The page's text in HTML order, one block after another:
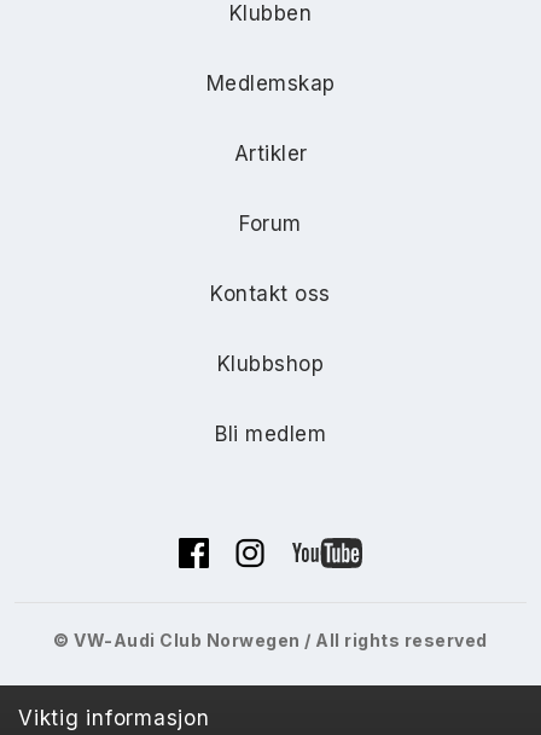
Klubben
Medlemskap
Artikler
Forum
Kontakt oss
Klubbshop
Bli medlem
© VW-Audi Club Norwegen / All rights reserved
Viktig informasjon